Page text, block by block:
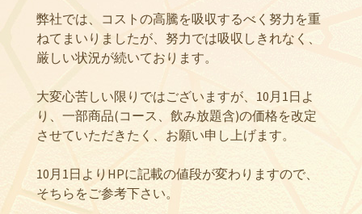
弊社では、コストの高騰を吸収するべく努力を重
ねてまいりましたが、努力では吸収しきれなく、
厳しい状況が続いております。
大変心苦しい限りではございますが、10月1日よ
り、一部商品(コース、飲み放題含)の価格を改定
させていただきたく、お願い申し上げます。
10月1日よりHPに記載の値段が変わりますので、
そちらをご参考下さい。